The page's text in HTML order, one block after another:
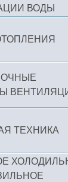
ВОДЫ
ТЕХНИКА